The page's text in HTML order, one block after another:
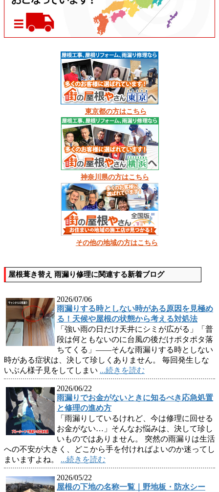
東京都の方はこちら
神奈川県の方はこちら
その他の地域の方はこちら
屋根葺き替え 雨漏り修理に関連する新着ブログ
2026/07/06
雨漏りする時としない時がある原因を見極め
る！天候や屋根の状態から考える対処法
「強い雨の日だけ天井にシミが広がる」「普
段は何ともないのに台風の後だけポタポタ落
ちてくる」――そんな雨漏りする時としない
時がある症状は、決して珍しくありません。 毎回発生しな
いぶん様子見をしてしまい ...続きを読む
2026/06/22
雨漏りでお金がないときに知るべき応急処置
と修理の進め方
「雨漏りしているけれど、今は修理に回せる
お金がない…」そんなお悩みは、決して珍し
いものではありません。 突然の雨漏りは生活
への不安が大きく、どこから手を付ければよいのか迷ってし
まいますよね。 ...続きを読む
2026/05/22
屋根の下地の名称一覧｜野地板・防水シー